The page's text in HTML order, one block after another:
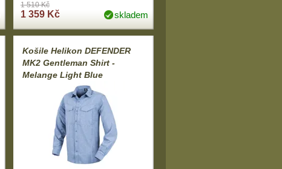
1 510 Kč
1 359 Kč skladem
Košile Helikon DEFENDER
MK2 Gentleman Shirt -
Melange Light Blue